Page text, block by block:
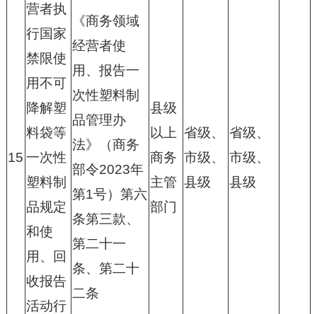
15
营者执
行国家
禁限使
用不可
降解塑
料袋等
一次性
塑料制
品规定
和使
用、回
收报告
活动行
《商务领域
经营者使
用、报告一
次性塑料制
品管理办
法》（商务
部令2023年
第1号）第六
条第三款、
第二十一
条、第二十
二条
县级
以上
商务
主管
部门
省级、
市级、
县级
省级、
市级、
县级